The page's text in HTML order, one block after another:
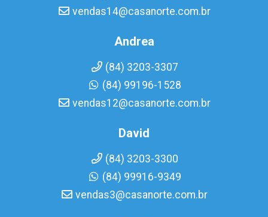
vendas14@casanorte.com.br
Andrea
(84) 3203-3307
(84) 99196-1528
vendas12@casanorte.com.br
David
(84) 3203-3300
(84) 99916-9349
vendas3@casanorte.com.br